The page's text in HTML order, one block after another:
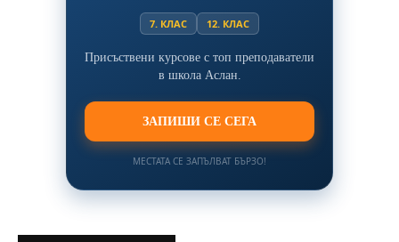
7. КЛАС 12. КЛАС
Присъствени курсове с топ преподаватели
в школа Аслан.
ЗАПИШИ СЕ СЕГА
МЕСТАТА СЕ ЗАПЪЛВАТ БЪРЗО!